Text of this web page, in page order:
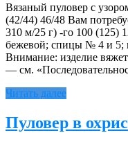
Вязаный пуловер с
(42/44) 46/48 Вам
310 м/25 г) -го 100 (125)
бежевой; спицы № 4 и
Внимание: изделие
— см.
Читать далее
Пуловер в